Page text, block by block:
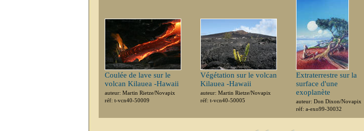
Coulée de lave sur le
volcan Kilauea -Hawaii
auteur: Martin Rietze/Novapix
réf: t-vcn40-50009
Végétation sur le volcan
Kilauea -Hawaii
auteur: Martin Rietze/Novapix
réf: t-vcn40-50005
Extraterrestre sur la
surface d'une
exoplanète
auteur: Don Dixon/Novapix
réf: a-exo99-30032